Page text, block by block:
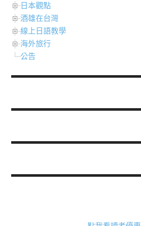
日本觀點
酒雄在台灣
線上日語教學
海外旅行
公告